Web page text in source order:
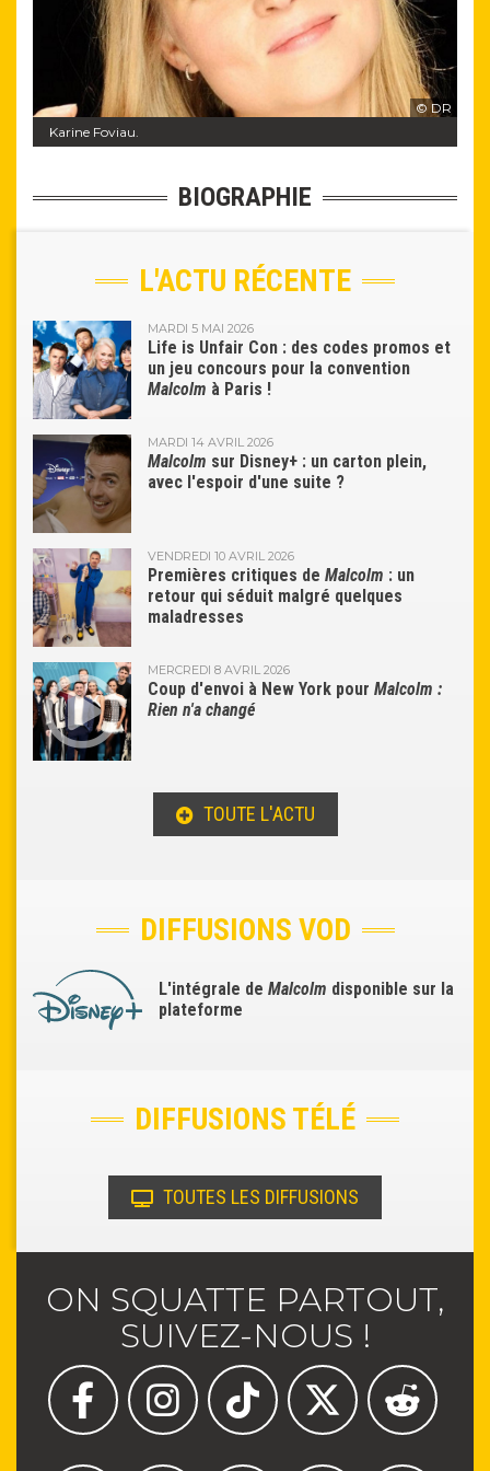
© DR
Karine Foviau.
BIOGRAPHIE
L'ACTU RÉCENTE
MARDI 5 MAI 2026
Life is Unfair Con : des codes promos et
un jeu concours pour la convention
Malcolm à Paris !
MARDI 14 AVRIL 2026
Malcolm sur Disney+ : un carton plein,
avec l'espoir d'une suite ?
VENDREDI 10 AVRIL 2026
Premières critiques de Malcolm : un
retour qui séduit malgré quelques
maladresses
MERCREDI 8 AVRIL 2026
Coup d'envoi à New York pour Malcolm :
Rien n'a changé
TOUTE L'ACTU
DIFFUSIONS VOD
L'intégrale de Malcolm disponible sur la
plateforme
DIFFUSIONS TÉLÉ
TOUTES LES DIFFUSIONS
ON SQUATTE PARTOUT,
SUIVEZ-NOUS !